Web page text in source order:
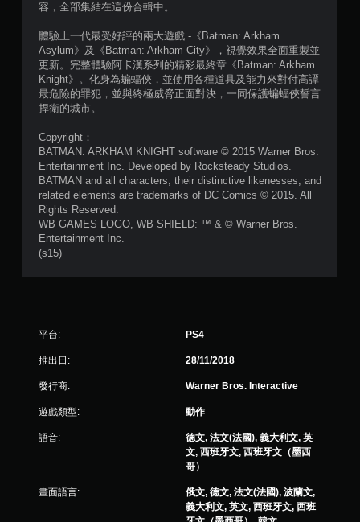
）
，
1
5
5
9
分
容，全部集結在這份合輯中。
體驗上一代最受好評的兩大遊戲 -《Batman: Arkham
Asylum》及《Batman: Arkham City》，視覺效果全面重製並
更新。完整體驗阿卡漢系列的精彩最終章《Batman: Arkham
Knight》。化身為蝙蝠俠，並使用各種道具及能力來對付高譚
最危險的罪犯，並與終極威脅正面對決，一同保護蝙蝠俠誓言
捍衛的城市。
Copyright：
BATMAN: ARKHAM KNIGHT software © 2015 Warner Bros.
Entertainment Inc. Developed by Rocksteady Studios.
BATMAN and all characters, their distinctive likenesses, and
related elements are trademarks of DC Comics © 2015. All
Rights Reserved.
WB GAMES LOGO, WB SHIELD: ™ & © Warner Bros.
Entertainment Inc.
(s15)
平台: PS4
推出日: 28/11/2018
發行商: Warner Bros. Interactive
遊戲類型: 動作
語音:
德文, 法文(法國), 義大利文, 英
文, 西班牙文, 西班牙文（墨西
哥）
畫面語言:
俄文, 德文, 法文(法國), 波蘭文,
義大利文, 英文, 西班牙文, 西班